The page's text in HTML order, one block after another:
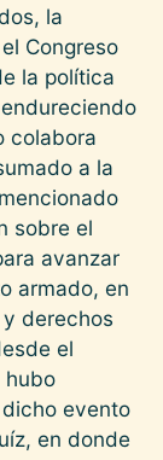
la
Congreso
la política
colabora
a la
sobre el
avanzar
armado, en
derechos
el
hubo
evento
en donde